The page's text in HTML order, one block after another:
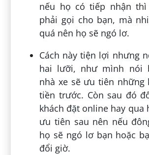
nếu họ có tiếp nhận
phải gọi cho bạn, mà
quá nên họ sẽ ngó lơ.
Cách này tiện lợi nhưng
hai lưỡi, như mình nói
nhà xe sẽ ưu tiên những
tiền trước. Còn sau đó
khách đặt online hay qua
ưu tiên sau nên nếu
họ sẽ ngó lơ bạn hoặc
đổi giờ.